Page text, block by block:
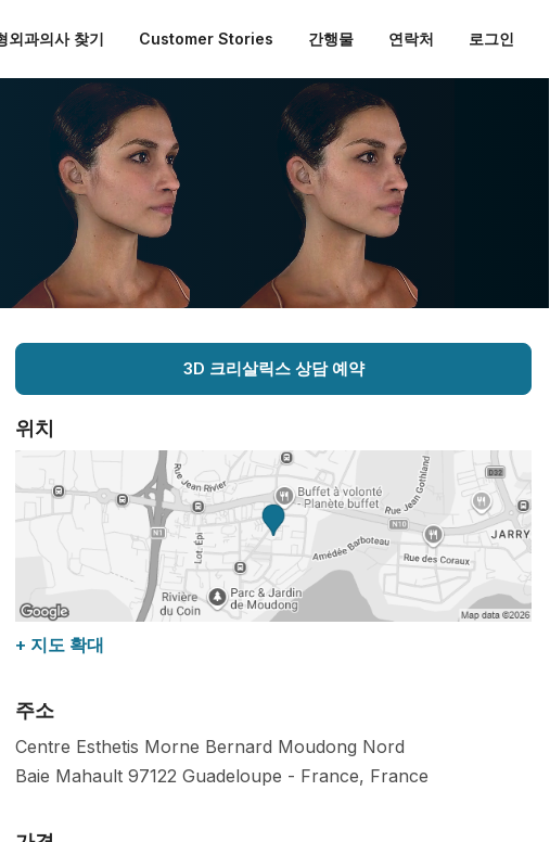
외과의사 찾기 Customer Stories 간행물 연락처 로그인
3D 크리살릭스 상담 예약
위치
+ 지도 확대
주소
Centre Esthetis Morne Bernard Moudong Nord
Baie Mahault 97122 Guadeloupe - France, France